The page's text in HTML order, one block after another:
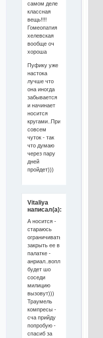
самом деле
классная
вещь!!!!
Гомеопатия
хелевская
вообще оч
хороша
Пуфику уже
настока
лучше что
она иногда
забывается
и начинает
носится
кругами..Прихрамывает
совсем
чуток - так
что думаю
через пару
дней
пройдет)))
Vitaliya
написал(а):
А носится -
стараюсь
ограничивать..Но
закрыть ее в
палатке -
анриал..воплей
будет шо
соседи
милицию
вызовут)))
Траумель
компресы -
сча прийду
попробую -
спасиб за